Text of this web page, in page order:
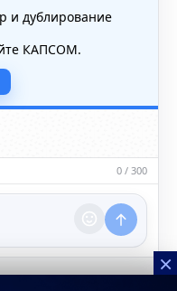
и дублирование
КАПСОМ.
— свои или чужие
вправе удалять
к чату при
0 / 300
×